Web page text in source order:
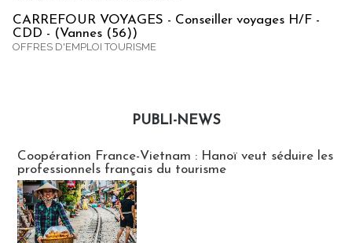
CARREFOUR VOYAGES - Conseiller voyages H/F -
CDD - (Vannes (56))
OFFRES D'EMPLOI TOURISME
PUBLI-NEWS
Coopération France-Vietnam : Hanoï veut séduire les
professionnels français du tourisme